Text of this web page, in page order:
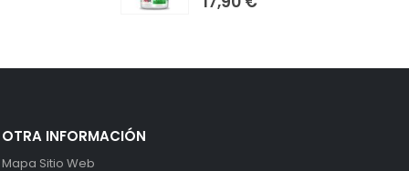
OTRA INFORMACIÓN
Mapa Sitio Web